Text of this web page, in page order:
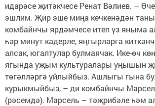
идарәсе җитәкчесе Ренат Вәлиев. –
эшлим. Җир эше миңа кечкенәдән
комбайнчы ярдәмчесе итеп үз яныма
һәр минут кадерле, яңгырларга
алсак, югалтулар булмаячак. Ике-өч
ягында уҗым культуралары уңышын
төгәлләргә уйлыйбыз. Ашлыгы гына
курыкмыйбыз, – ди комбайнчы
(рәсемдә). Марсель – тәҗрибәле һәм